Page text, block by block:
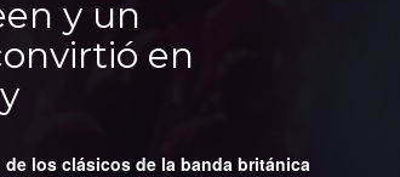
y un
en
los clásicos de la banda británica